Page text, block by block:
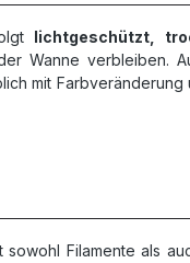
lichtgeschützt,
Wanne verbleiben.
mit
Filamente als